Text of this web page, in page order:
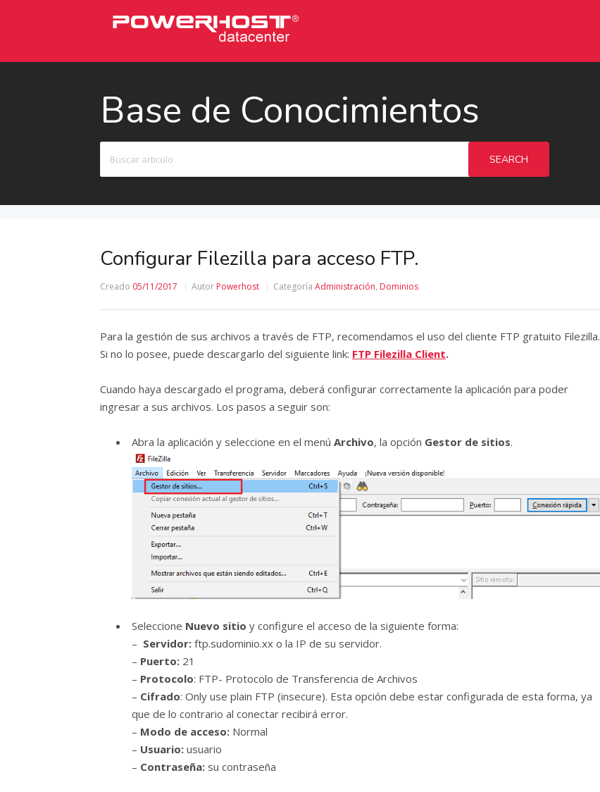
Base de Conocimientos
SEARCH
Configurar Filezilla para acceso FTP.
Creado 05/11/2017 Autor Powerhost Categoría Administración, Dominios
Para la gestión de sus archivos a través de FTP, recomendamos el uso del cliente FTP gratuito Filezilla.
Si no lo posee, puede descargarlo del siguiente link: FTP Filezilla Client.
Cuando haya descargado el programa, deberá configurar correctamente la aplicación para poder
ingresar a sus archivos. Los pasos a seguir son:
Abra la aplicación y seleccione en el menú Archivo, la opción Gestor de sitios.
Seleccione Nuevo sitio y configure el acceso de la siguiente forma:
– Servidor: ftp.sudominio.xx o la IP de su servidor.
– Puerto: 21
– Protocolo: FTP- Protocolo de Transferencia de Archivos
– Cifrado: Only use plain FTP (insecure). Esta opción debe estar configurada de esta forma, ya
que de lo contrario al conectar recibirá error.
– Modo de acceso: Normal
– Usuario: usuario
– Contraseña: su contraseña